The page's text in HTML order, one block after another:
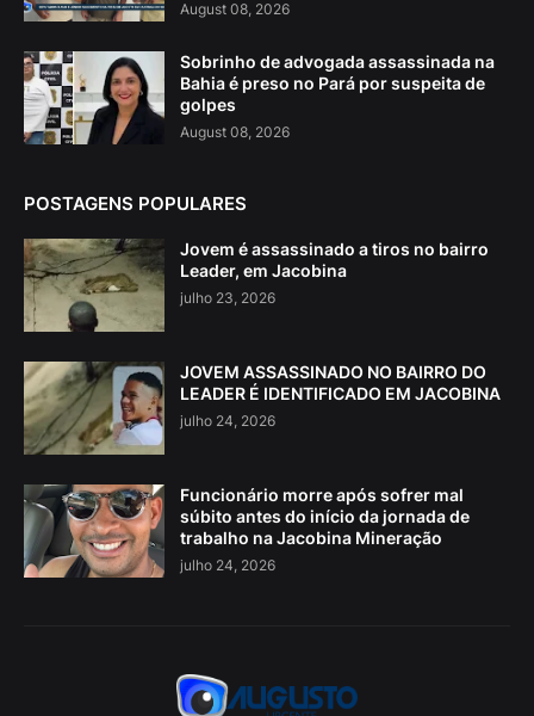
August 08, 2026
Sobrinho de advogada assassinada na
Bahia é preso no Pará por suspeita de
golpes
August 08, 2026
POSTAGENS POPULARES
Jovem é assassinado a tiros no bairro
Leader, em Jacobina
julho 23, 2026
JOVEM ASSASSINADO NO BAIRRO DO
LEADER É IDENTIFICADO EM JACOBINA
julho 24, 2026
Funcionário morre após sofrer mal
súbito antes do início da jornada de
trabalho na Jacobina Mineração
julho 24, 2026